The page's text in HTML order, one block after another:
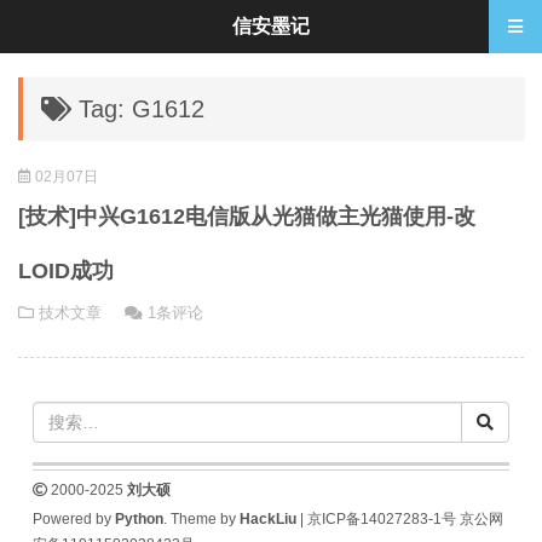
Tag: G1612
02月07日
[技术]中兴G1612电信版从光猫做主光猫使用-改
LOID成功
技术文章 1条评论
2000-2025 刘大硕
Powered by Python. Theme by HackLiu| 京ICP备14027283-1号 京公网
信安墨记